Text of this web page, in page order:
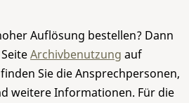
Auflösung bestellen? Dann
Archivbenutzung auf
Sie die Ansprechpersonen,
weitere Informationen. Für die